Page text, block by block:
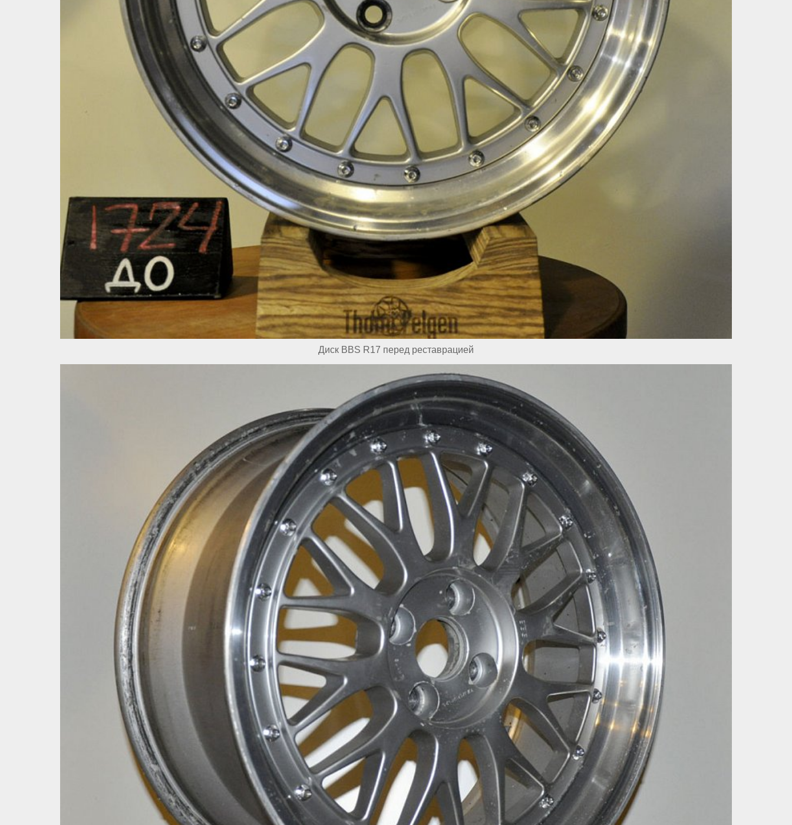
Диск BBS R17 перед реставрацией